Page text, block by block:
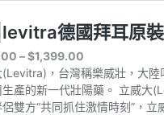
德國拜耳原
–$1,399.00
range:
$399.00
through
(Levitra)，台灣稱樂威壯 ，大
生產的新一代壯陽藥。 立威大
雙方“共同抓住激情時刻”，